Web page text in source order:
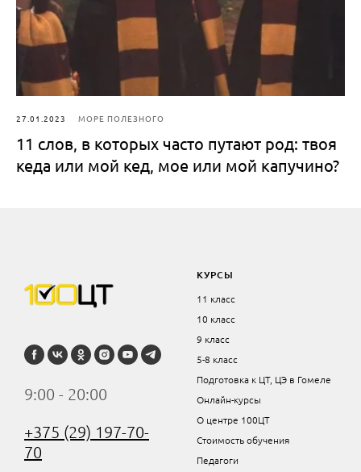
27.01.2023 МОРЕ ПОЛЕЗНОГО
11 слов, в которых часто путают род: твоя
кеда или мой кед, мое или мой капучино?
9:00 - 20:00
+375 (29) 197-70-
70
КУРСЫ
11 класс
10 класс
9 класс
5-8 класс
Подготовка к ЦТ, ЦЭ в Гомеле
Онлайн-курсы
О центре 100ЦТ
Стоимость обучения
Педагоги